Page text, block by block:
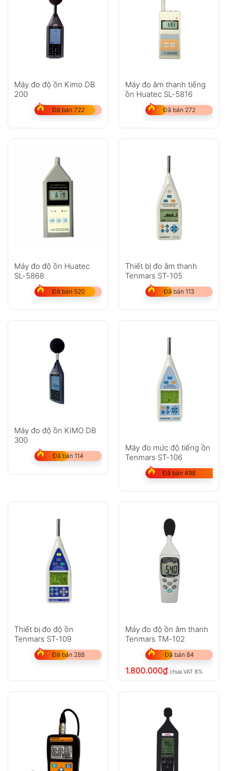
Máy đo độ ồn Kimo DB
200
Đã bán 722
Máy đo âm thanh tiếng
ồn Huatec SL-5816
Đã bán 272
Máy đo độ ồn Huatec
SL-5868
Đã bán 520
Thiết bị đo âm thanh
Tenmars ST-105
Đã bán 113
Máy đo độ ồn KIMO DB
300
Đã bán 114
Máy đo mức độ tiếng ồn
Tenmars ST-106
Đã bán 498
Thiết bị đo độ ồn
Tenmars ST-109
Đã bán 288
Máy đo độ ồn âm thanh
Tenmars TM-102
Đã bán 84
1.800.000₫ chưa VAT 8%